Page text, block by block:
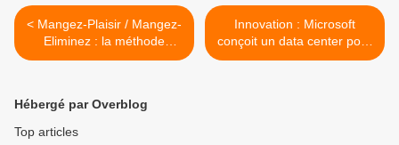
< Mangez-Plaisir / Mangez-
Eliminez : la méthode
concept minceur pour les
ligne
Innovation : Microsoft
conçoit un data center pour
l’océan >
Hébergé par Overblog
Top articles